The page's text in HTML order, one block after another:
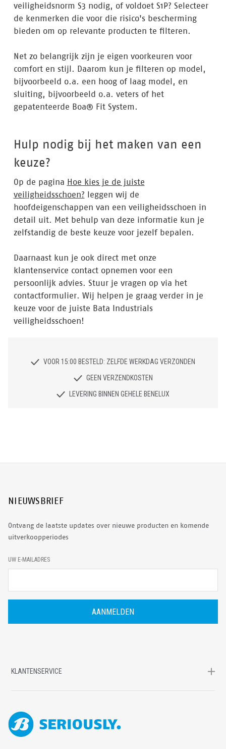
veiligheidsnorm S3 nodig, of voldoet S1P? Selecteer
de kenmerken die voor die risico's bescherming
bieden om op relevante producten te filteren.
Net zo belangrijk zijn je eigen voorkeuren voor
comfort en stijl. Daarom kun je filteren op model,
bijvoorbeeld o.a. een hoog of laag model, en
sluiting, bijvoorbeeld o.a. veters of het
gepatenteerde Boa® Fit System.
Hulp nodig bij het maken van een
keuze?
Op de pagina Hoe kies je de juiste
veiligheidsschoen? leggen wij de
hoofdeigenschappen van een veiligheidsschoen in
detail uit. Met behulp van deze informatie kun je
zelfstandig de beste keuze voor jezelf bepalen.
Daarnaast kun je ook direct met onze
klantenservice contact opnemen voor een
persoonlijk advies. Stuur je vragen op via het
contactformulier. Wij helpen je graag verder in je
keuze voor de juiste Bata Industrials
veiligheidsschoen!
VOOR 15:00 BESTELD: ZELFDE WERKDAG VERZONDEN
GEEN VERZENDKOSTEN
LEVERING BINNEN GEHELE BENELUX
NIEUWSBRIEF
Ontvang de laatste updates over nieuwe producten en komende
uitverkoopperiodes
E
-
M
A
D
UW E-MAILADRES
KLANTENSERVICE